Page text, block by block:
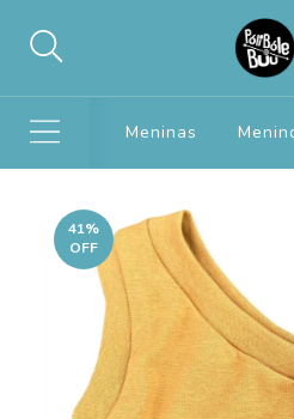
Meninas
41%
OFF